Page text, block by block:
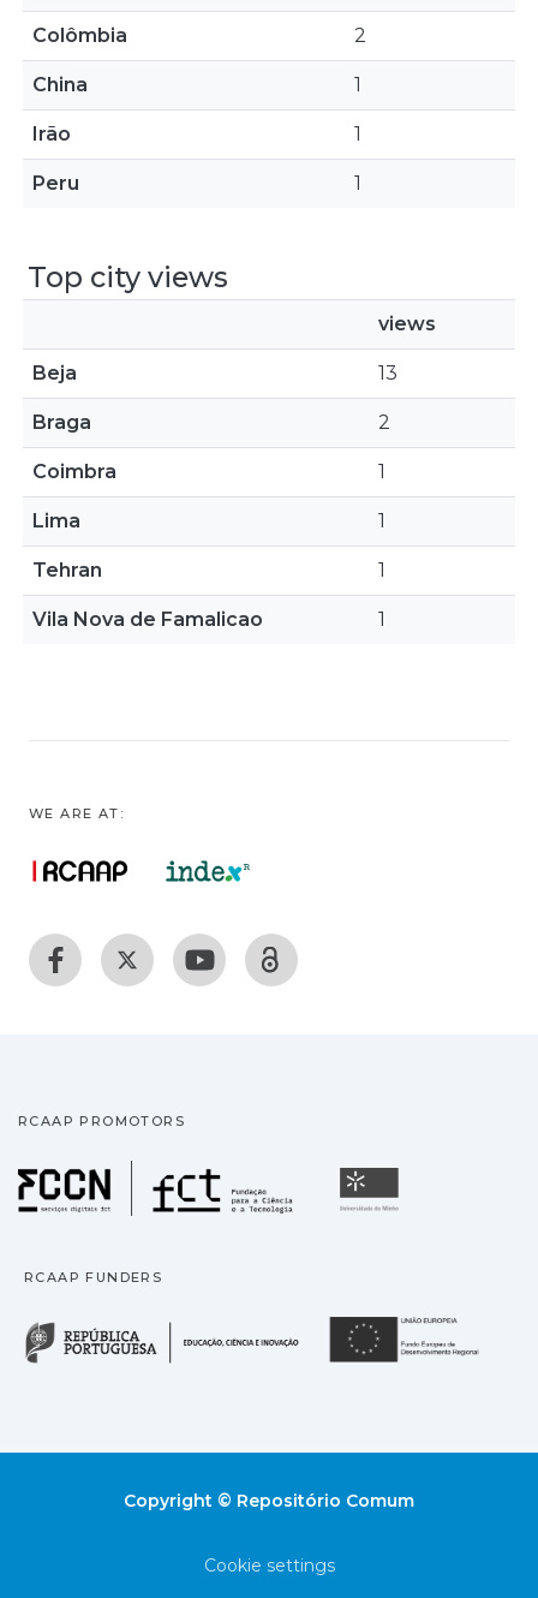
Colômbia 2
China 1
Irão 1
Peru 1
Top city views
views
Beja 13
Braga 2
Coimbra 1
Lima 1
Tehran 1
Vila Nova de Famalicao 1
WE ARE AT:
RCAAP PROMOTORS
Fundação para a
RCAAP FUNDERS
República Portuguesa
Copyright © Repositório Comum
Cookie settings